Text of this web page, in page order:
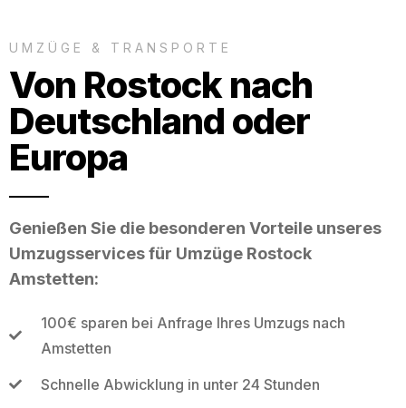
UMZÜGE & TRANSPORTE
Von Rostock nach
Deutschland oder
Europa
Genießen Sie die besonderen Vorteile unseres
Umzugsservices für Umzüge Rostock
Amstetten:
100€ sparen bei Anfrage Ihres Umzugs nach
Amstetten
Schnelle Abwicklung in unter 24 Stunden